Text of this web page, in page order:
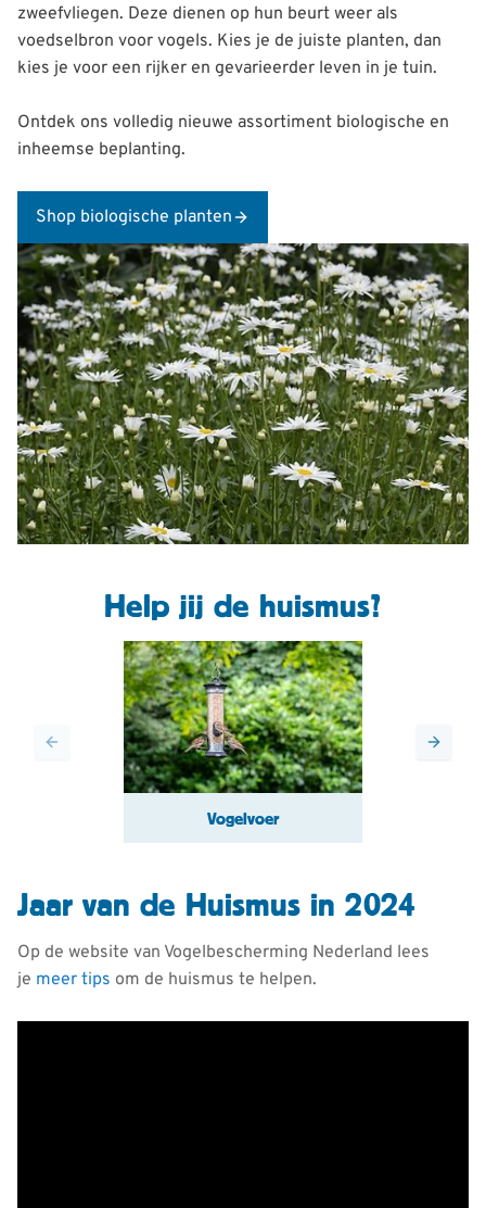
zweefvliegen. Deze dienen op hun beurt weer als
voedselbron voor vogels. Kies je de juiste planten, dan
kies je voor een rijker en gevarieerder leven in je tuin.
Ontdek ons volledig nieuwe assortiment biologische en
inheemse beplanting.
Shop biologische planten
Help jij de huismus?
Vogelvoer
Jaar van de Huismus in 2024
Op de website van Vogelbescherming Nederland lees
je meer tips om de huismus te helpen.